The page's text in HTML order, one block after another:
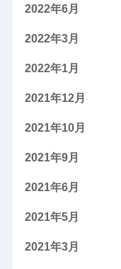
2022年6月
2022年3月
2022年1月
2021年12月
2021年10月
2021年9月
2021年6月
2021年5月
2021年3月